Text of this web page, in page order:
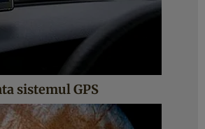
sistemul GPS